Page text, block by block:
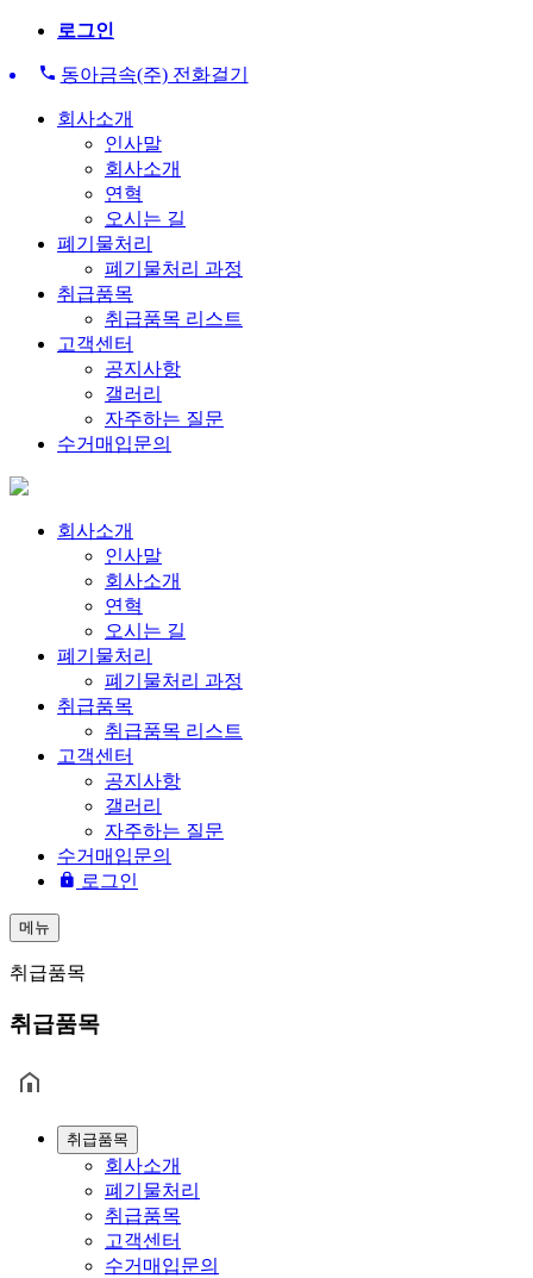
로그인
동아금속(주) 전화걸기
회사소개
인사말
회사소개
연혁
오시는 길
폐기물처리
폐기물처리 과정
취급품목
취급품목 리스트
고객센터
공지사항
갤러리
자주하는 질문
수거매입문의
회사소개
인사말
회사소개
연혁
오시는 길
폐기물처리
폐기물처리 과정
취급품목
취급품목 리스트
고객센터
공지사항
갤러리
자주하는 질문
수거매입문의
로그인
메뉴
취급품목
취급품목
취급품목
회사소개
폐기물처리
취급품목
고객센터
수거매입문의